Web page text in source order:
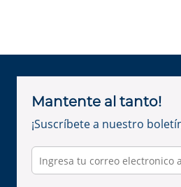
Mantente al tanto!
¡Suscríbete a nuestro